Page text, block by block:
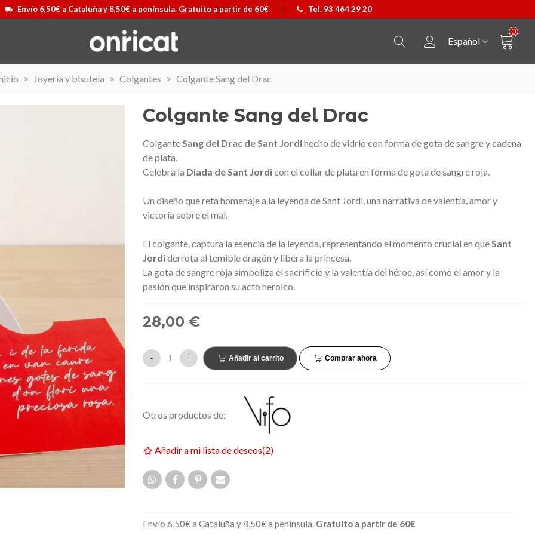
Envío 6,50€ a Cataluña y 8,50€ a península. Gratuito a partir de 60€ Tel. 93 464 29 20
Español
0
> Joyería y bisuteía > Colgantes > Colgante Sang del Drac
Colgante Sang del Drac
ColganteSang del Drac de Sant Jordihecho de vidrio con forma de gota de sangre y cadena
de plata.
Celebra la Diada de Sant Jordicon el collar de plata en forma de gota de sangre roja.
Un diseño que reta homenaje a la leyenda de Sant Jordi, una narrativa de valentía, amor y
victoria sobre el mal.
El colgante, captura la esencia de la leyenda, representando el momento crucial en queSant
Jordiderrota al temible dragón y libera la princesa.
La gota de sangre roja simboliza el sacrificio y la valentía del héroe, así como el amor y la
pasión que inspiraron su acto heroico.
28,00 €
- + Añadir al carrito Comprar ahora
Otros productos de:
Añadir a mi lista de deseos(2)
Envío 6,50€ a Cataluña y 8,50€ a península. Gratuito a partir de 60€
Ver más
Maleta Secur Line
159,00 €
NUEVO
Ver más
Colgante Castellers
45,90 €
NUEVO
34,90 €
NUEVO